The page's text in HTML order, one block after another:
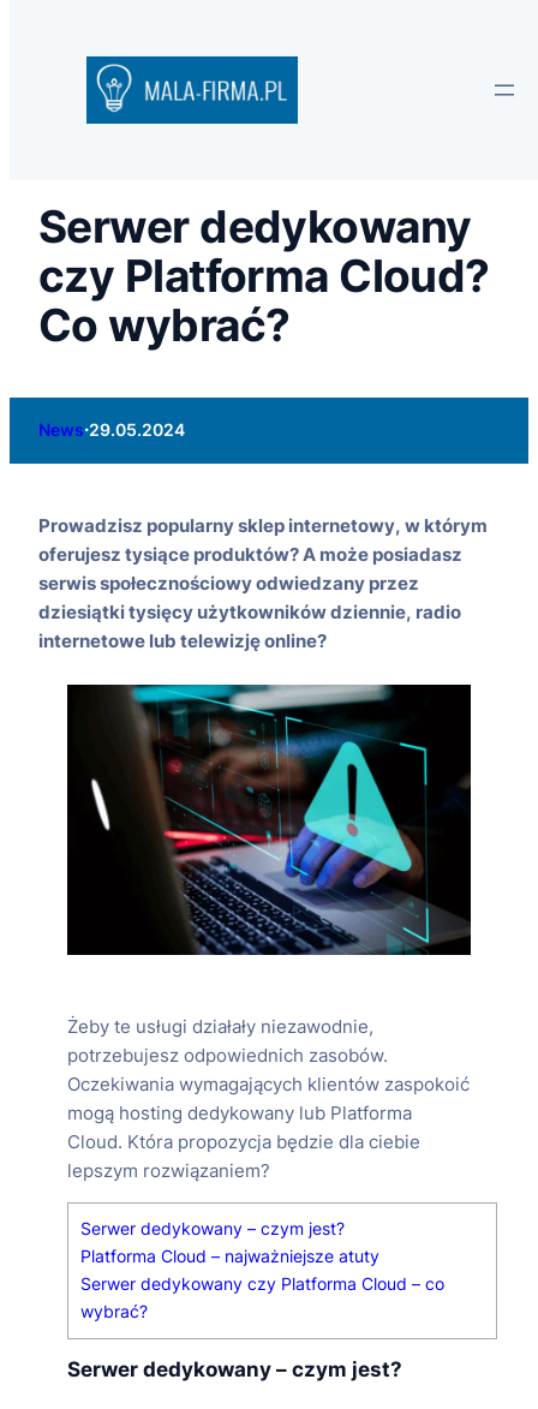
Serwer dedykowany
czy Platforma Cloud?
Co wybrać?
News·29.05.2024
Prowadzisz popularny sklep internetowy, w którym
oferujesz tysiące produktów? A może posiadasz
serwis społecznościowy odwiedzany przez
dziesiątki tysięcy użytkowników dziennie, radio
internetowe lub telewizję online?
Żeby te usługi działały niezawodnie,
potrzebujesz odpowiednich zasobów.
Oczekiwania wymagających klientów zaspokoić
mogą hosting dedykowany lub Platforma
Cloud. Która propozycja będzie dla ciebie
lepszym rozwiązaniem?
Serwer dedykowany – czym jest?
Platforma Cloud – najważniejsze atuty
Serwer dedykowany czy Platforma Cloud – co
wybrać?
Serwer dedykowany – czym jest?